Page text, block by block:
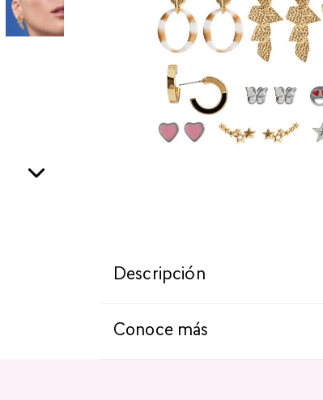
Descripción
Conoce más